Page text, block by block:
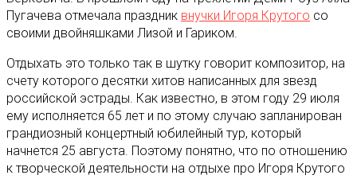
Пугачева отмечала праздник внучки Игоря Крутого со
своими двойняшками Лизой и Гариком.
Отдыхать это только так в шутку говорит композитор, на
счету которого десятки хитов написанных для звезд
российской эстрады. Как известно, в этом году 29 июля
ему исполняется 65 лет и по этому случаю запланирован
грандиозный концертный юбилейный тур, который
начнется 25 августа. Поэтому понятно, что по отношению
к творческой деятельности на отдыхе про Игоря Крутого